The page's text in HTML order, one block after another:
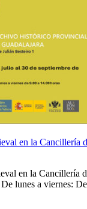
en la Cancillería
en la Cancillería
lunes a viernes: De